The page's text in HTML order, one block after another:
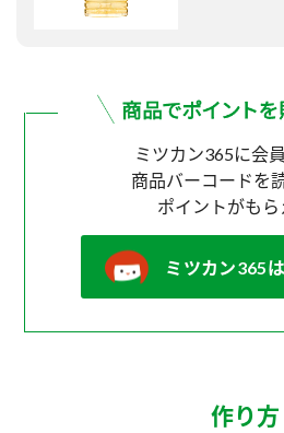
ミツカン365に会
商品バーコードを
ポイントがもら
ミツカン365
作り方